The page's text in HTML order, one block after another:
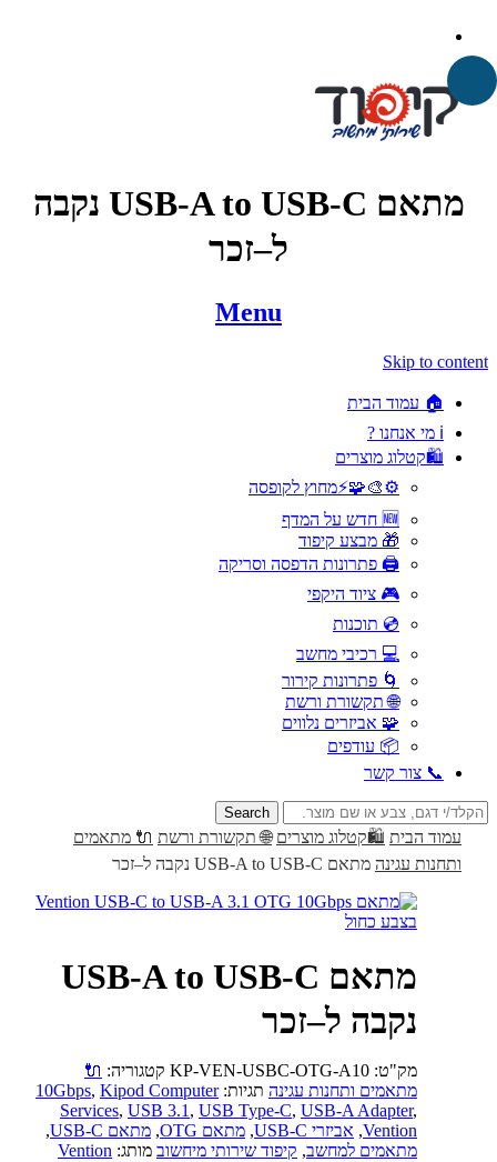
מתאם USB-A to USB-C נקבה
ל–זכר
Menu
Skip to content
🏠 עמוד הבית
ℹ️ מי אנחנו ?
🛍️קטלוג מוצרים
⚙️🎨🧩⚡️מחוץ לקופסה
🆕 חדש על המדף
🎁 מבצע קיפוד
🖨️ פתרונות הדפסה וסריקה
🎮 ציוד היקפי
💿 תוכנות
💻 רכיבי מחשב
🌀 פתרונות קירור
🌐 תקשורת ורשת
🧩 אביזרים נלווים
📦 עודפים
📞 צור קשר
Search
for: עמוד הבית 🛍️קטלוג מוצרים 🌐 תקשורת ורשת 🔌 מתאמים
ותחנות עגינה מתאם USB-A to USB-C נקבה ל–זכר
מתאם USB-A to USB-C
נקבה ל–זכר
מק"ט: KP-VEN-USBC-OTG-A10 קטגוריה: 🔌
מתאמים ותחנות עגינה תגיות: 10Gbps, Kipod Computer
Services, USB 3.1 , USB Type-C, USB-A Adapter,
Vention
, אביזרי USB-C , מתאם OTG , מתאם USB-C
,
מתאמים למחשב, קיפוד שירותי מיחשוב מותג: Vention